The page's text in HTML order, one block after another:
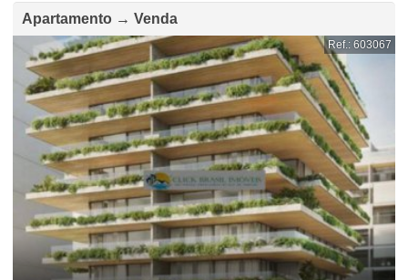
Apartamento → Venda
Ref.: 603067